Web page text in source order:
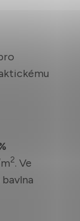
2. Ve